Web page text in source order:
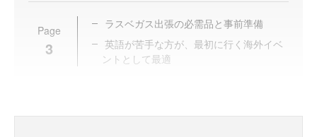
Page
3
ラスベガス出張の必需品と事前準備
英語が苦手な方が、最初に行く海外イベ
ントとして最適